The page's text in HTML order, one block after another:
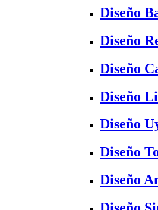
Diseño
Diseño
Diseño
Diseño
Diseño
Diseño
Diseño